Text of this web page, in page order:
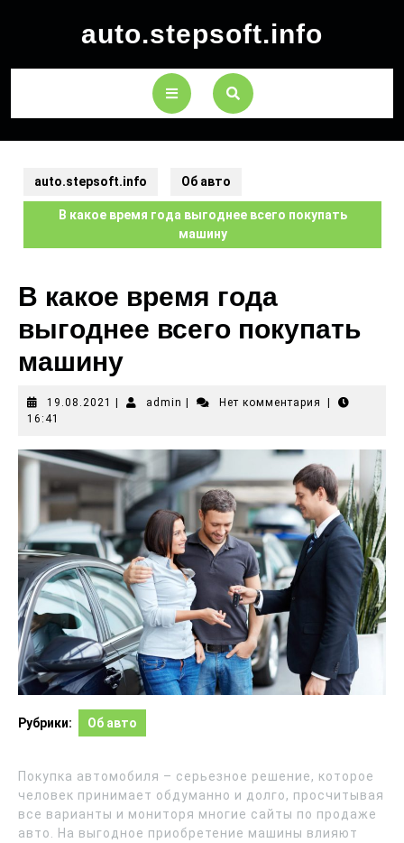
auto.stepsoft.info
auto.stepsoft.info Об авто
В какое время года выгоднее всего покупать
машину
В какое время года
выгоднее всего покупать
машину
19.08.2021 admin Нет комментария
16:41
Рубрики: Об авто
Покупка автомобиля – серьезное решение, которое
человек принимает обдуманно и долго, просчитывая
все варианты и мониторя многие сайты по продаже
авто. На выгодное приобретение машины влияют